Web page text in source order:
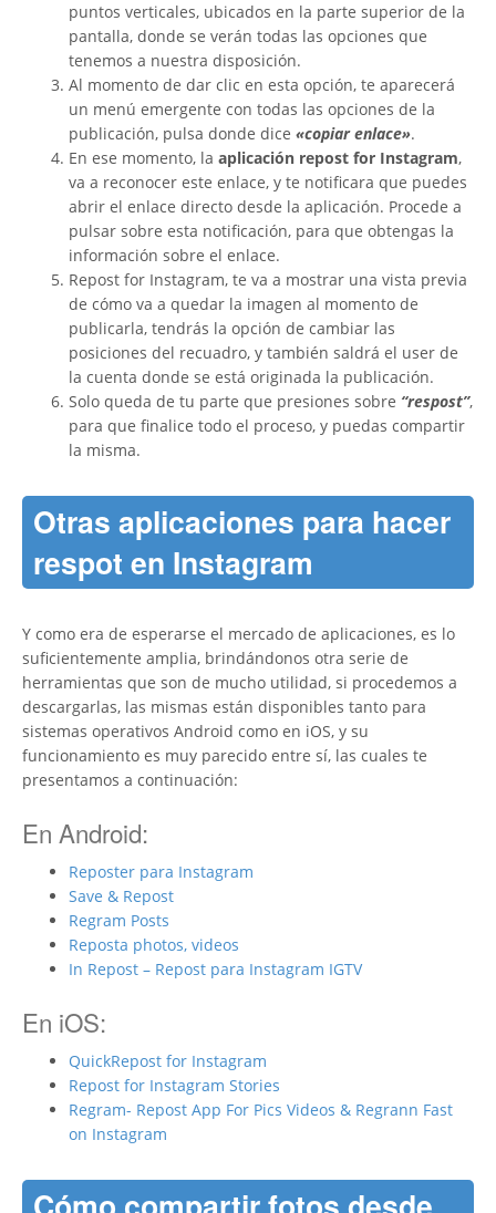
puntos verticales, ubicados en la parte superior de la
pantalla, donde se verán todas las opciones que
tenemos a nuestra disposición.
Al momento de dar clic en esta opción, te aparecerá
un menú emergente con todas las opciones de la
publicación, pulsa donde dice «copiar enlace».
En ese momento, la aplicación repost for Instagram,
va a reconocer este enlace, y te notificara que puedes
abrir el enlace directo desde la aplicación. Procede a
pulsar sobre esta notificación, para que obtengas la
información sobre el enlace.
Repost for Instagram, te va a mostrar una vista previa
de cómo va a quedar la imagen al momento de
publicarla, tendrás la opción de cambiar las
posiciones del recuadro, y también saldrá el user de
la cuenta donde se está originada la publicación.
Solo queda de tu parte que presiones sobre “respost”,
para que finalice todo el proceso, y puedas compartir
la misma.
Otras aplicaciones para hacer
respot en Instagram
Y como era de esperarse el mercado de aplicaciones, es lo
suficientemente amplia, brindándonos otra serie de
herramientas que son de mucho utilidad, si procedemos a
descargarlas, las mismas están disponibles tanto para
sistemas operativos Android como en iOS, y su
funcionamiento es muy parecido entre sí, las cuales te
presentamos a continuación:
En Android:
Reposter para Instagram
Save & Repost
Regram Posts
Reposta photos, videos
In Repost – Repost para Instagram IGTV
En iOS:
QuickRepost for Instagram
Repost for Instagram Stories
Regram- Repost App For Pics Videos & Regrann Fast
on Instagram